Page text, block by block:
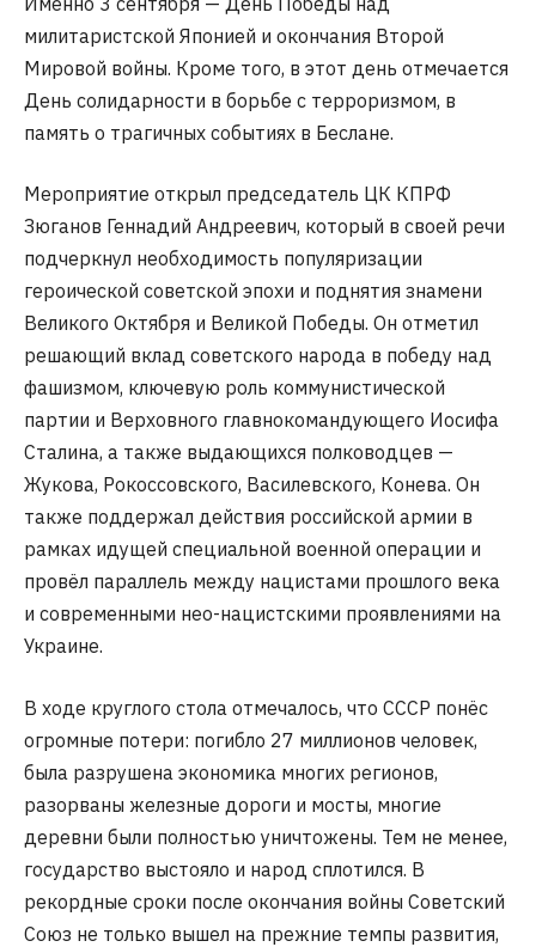
милитаристской Японией и окончания Второй
Мировой войны. Кроме того, в этот день отмечается
День солидарности в борьбе с терроризмом, в
память о трагичных событиях в Беслане.
Мероприятие открыл председатель ЦК КПРФ
Зюганов Геннадий Андреевич, который в своей речи
подчеркнул необходимость популяризации
героической советской эпохи и поднятия знамени
Великого Октября и Великой Победы. Он отметил
решающий вклад советского народа в победу над
фашизмом, ключевую роль коммунистической
партии и Верховного главнокомандующего Иосифа
Сталина, а также выдающихся полководцев —
Жукова, Рокоссовского, Василевского, Конева. Он
также поддержал действия российской армии в
рамках идущей специальной военной операции и
провёл параллель между нацистами прошлого века
и современными нео-нацистскими проявлениями на
Украине.
В ходе круглого стола отмечалось, что СССР понёс
огромные потери: погибло 27 миллионов человек,
была разрушена экономика многих регионов,
разорваны железные дороги и мосты, многие
деревни были полностью уничтожены. Тем не менее,
государство выстояло и народ сплотился. В
рекордные сроки после окончания войны Советский
Союз не только вышел на прежние темпы развития,